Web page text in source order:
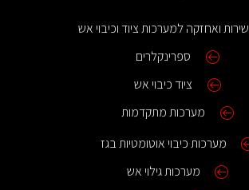
שירות ואחזקה למערכות ציוד וכיבוי אש
ספרינקלרים
ציוד כיבוי אש
מערכות מתקדמות
מערכות כיבוי אוטומטיות בגז
מערכות גילוי אש